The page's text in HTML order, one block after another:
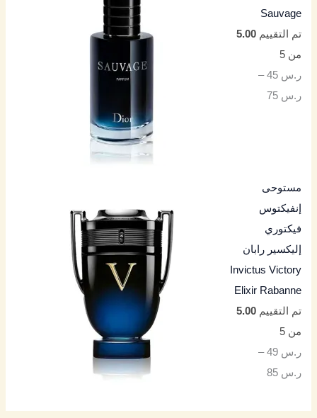
Sauvage
تم التقييم5.00
من 5
ر.س 45
–
ر.س 75
مستوحى
إنفيكتوس
فيكتوري
إليكسير رابان
Invictus Victory
Elixir Rabanne
تم التقييم5.00
من 5
ر.س 49
–
ر.س 85